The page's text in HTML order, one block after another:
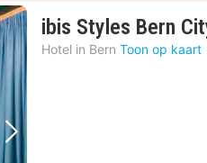
Volgende foto
ibis Styles Bern
Hotel in Bern Toon op kaart